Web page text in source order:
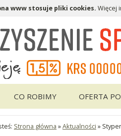
www stosuje pliki cookies. Więcej
CO ROBIMY OFERTA
Strona główna »Aktualności »